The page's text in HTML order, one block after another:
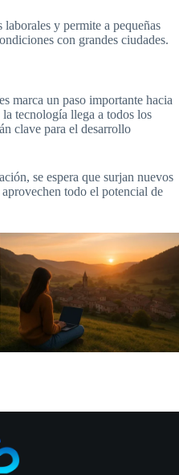
y permite a pequeñas
con grandes ciudades.
marca un paso importante hacia
tecnología llega a todos los
clave para el desarrollo
se espera que surjan nuevos
todo el potencial de